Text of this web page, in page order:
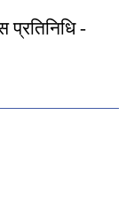
प्रतिनिधि -